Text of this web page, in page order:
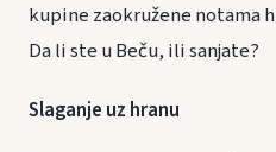
kupine zaokružene notama
Da li ste u Beču, ili sanjate?
Slaganje uz hranu